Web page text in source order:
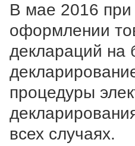
В мае 2016
оформлении
деклараций на
процедуры
всех случаях.